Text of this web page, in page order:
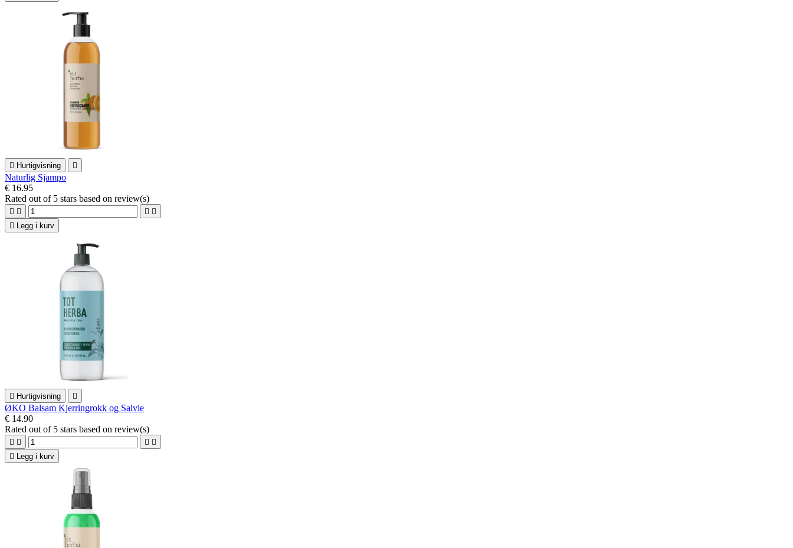
 Hurtigvisning 
Naturlig Sjampo
€ 16.95
Rated out of 5 stars based on review(s)
   

Legg i kurv
 Hurtigvisning 
ØKO Balsam Kjerringrokk og Salvie
€ 14.90
Rated out of 5 stars based on review(s)
   

Legg i kurv